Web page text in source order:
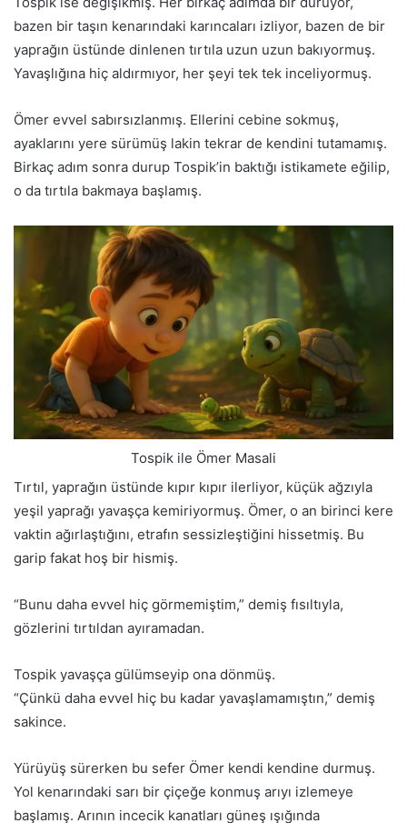
bazen bir taşın kenarındaki karıncaları izliyor, bazen de bir
yaprağın üstünde dinlenen tırtıla uzun uzun bakıyormuş.
Yavaşlığına hiç aldırmıyor, her şeyi tek tek inceliyormuş.
Ömer evvel sabırsızlanmış. Ellerini cebine sokmuş,
ayaklarını yere sürümüş lakin tekrar de kendini tutamamış.
Birkaç adım sonra durup Tospik’in baktığı istikamete eğilip,
o da tırtıla bakmaya başlamış.
Tospik ile Ömer Masali
Tırtıl, yaprağın üstünde kıpır kıpır ilerliyor, küçük ağzıyla
yeşil yaprağı yavaşça kemiriyormuş. Ömer, o an birinci kere
vaktin ağırlaştığını, etrafın sessizleştiğini hissetmiş. Bu
garip fakat hoş bir hismiş.
“Bunu daha evvel hiç görmemiştim,” demiş fısıltıyla,
gözlerini tırtıldan ayıramadan.
Tospik yavaşça gülümseyip ona dönmüş.
“Çünkü daha evvel hiç bu kadar yavaşlamamıştın,” demiş
sakince.
Yürüyüş sürerken bu sefer Ömer kendi kendine durmuş.
Yol kenarındaki sarı bir çiçeğe konmuş arıyı izlemeye
başlamış. Arının incecik kanatları güneş ışığında